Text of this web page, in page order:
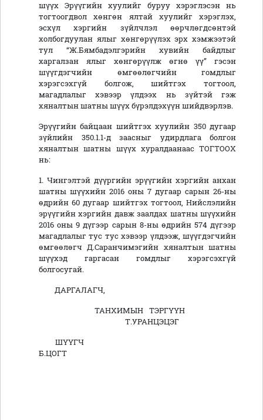
шүүх Эрүүгийн хуулийг буруу хэрэглэсэн нь
тогтоогдвол хөнгөн ялтай хуулийг хэрэглэх,
эсхүл хэргийн зүйлчлэл өөрчлөгдсөнтэй
холбогдуулан ялыг хөнгөрүүлэх эрх хэмжээтэй
тул “Ж.Бямбадэлгэрийн хувийн байдлыг
харгалзан ялыг хөнгөрүүлж өгнө үү” гэсэн
шүүгдэгчийн өмгөөлөгчийн гомдлыг
хэрэгсэхгүй болгож, шийтгэх тогтоол,
магадлалыг хэвээр үлдээх нь зүйтэй гэж
хяналтын шатны шүүх бүрэлдэхүүн шийдвэрлэв.
Эрүүгийн байцаан шийтгэх хуулийн 350 дугаар
зүйлийн 350.1.1-д заасныг удирдлага болгон
хяналтын шатны шүүх хуралдаанаас ТОГТООХ
нь:
1. Чингэлтэй дүүргийн эрүүгийн хэргийн анхан
шатны шүүхийн 2016 оны 7 дугаар сарын 26-ны
өдрийн 60 дугаар шийтгэх тогтоол, Нийслэлийн
эрүүгийн хэргийн давж заалдах шатны шүүхийн
2016 оны 9 дүгээр сарын 8-ны өдрийн 574 дүгээр
магадлалыг тус тус хэвээр үлдээж, шүүгдэгчийн
өмгөөлөгч Д.Саранчимэгийн хяналтын шатны
шүүхэд гаргасан гомдлыг хэрэгсэхгүй
болгосугай.
ДАРГАЛАГЧ,
ТАНХИМЫН ТЭРГҮҮН
Т.УРАНЦЭЦЭГ
ШҮҮГЧ
Б.ЦОГТ